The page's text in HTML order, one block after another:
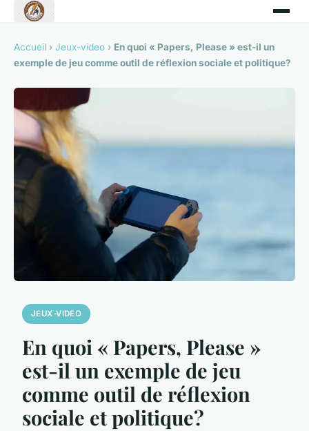
Accueil › Jeux-video › En quoi « Papers, Please » est-il un
exemple de jeu comme outil de réflexion sociale et politique?
JEUX-VIDEO
En quoi « Papers, Please »
est-il un exemple de jeu
comme outil de réflexion
sociale et politique?